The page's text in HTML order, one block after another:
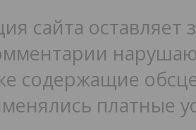
сайта оставляет
содержащие
платные